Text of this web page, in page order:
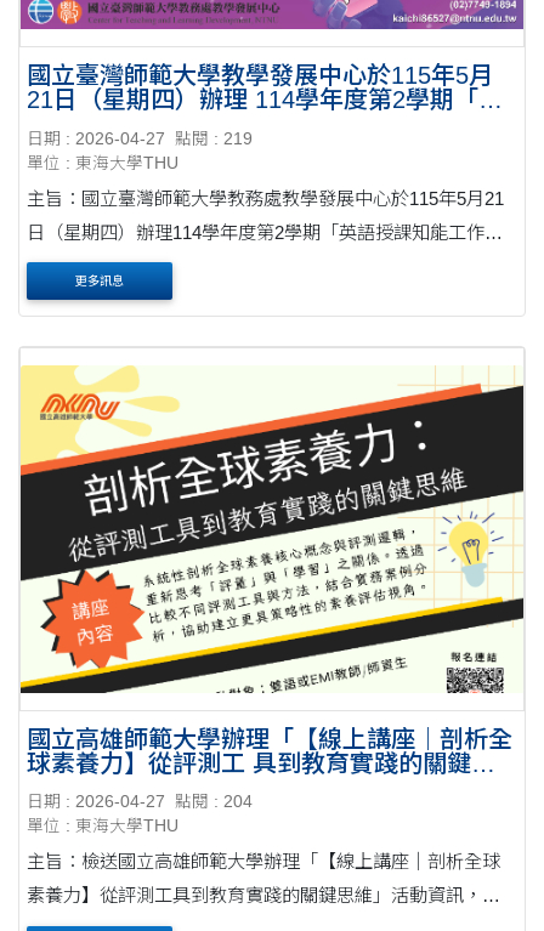
國立臺灣師範大學教學發展中心於115年5月
21日（星期四）辦理 114學年度第2學期「英
日期 : 2026-04-27
點閱 : 219
單位 : 東海大學THU
主旨：國立臺灣師範大學教務處教學發展中心於115年5月21
日（星期四）辦理114學年度第2學期「英語授課知能工作
坊」活動，敬邀貴校教職員生踴躍報名參加，請查照轉知。
公文 說明： 一、為因應國際化需求及2030雙語政策....
更多訊息
國立高雄師範大學辦理「【線上講座｜剖析全
球素養力】從評測工 具到教育實踐的關鍵思
維」活動資訊
日期 : 2026-04-27
點閱 : 204
單位 : 東海大學THU
主旨：檢送國立高雄師範大學辦理「【線上講座｜剖析全球
素養力】從評測工具到教育實踐的關鍵思維」活動資訊，敬